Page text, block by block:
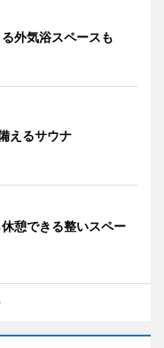
外気浴スペースも
えるサウナ
憩できる整いスペー